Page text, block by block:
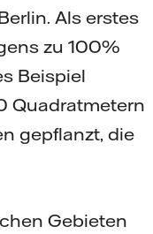
Als erstes
zu 100%
Beispiel
Quadratmetern
gepflanzt, die
Gebieten